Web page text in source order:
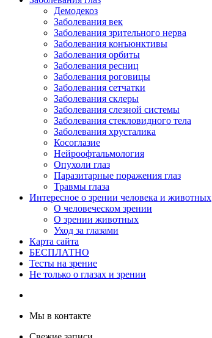
Демодекоз
Заболевания век
Заболевания зрительного нерва
Заболевания конъюнктивы
Заболевания орбиты
Заболевания ресниц
Заболевания роговицы
Заболевания сетчатки
Заболевания склеры
Заболевания слезной системы
Заболевания стекловидного тела
Заболевания хрусталика
Косоглазие
Нейроофтальмология
Опухоли глаз
Паразитарные поражения глаз
Травмы глаза
Интересное о зрении человека и животных
О человеческом зрении
О зрении животных
Уход за глазами
Карта сайта
БЕСПЛАТНО
Тесты на зрение
Не только о глазах и зрении
Мы в контакте